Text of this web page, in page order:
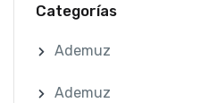
Categorías
Ademuz
Ademuz